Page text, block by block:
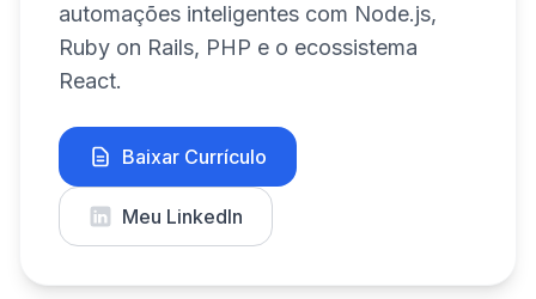
automações inteligentes com Node.js,
Ruby on Rails, PHP e o ecossistema
React.
Baixar Currículo
Meu LinkedIn